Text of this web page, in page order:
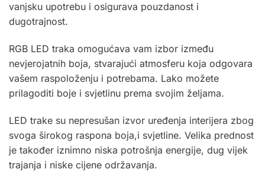
vanjsku upotrebu i osigurava pouzdanost i
dugotrajnost.
RGB LED traka omogućava vam izbor između
nevjerojatnih boja, stvarajući atmosferu koja odgovara
vašem raspoloženju i potrebama. Lako možete
prilagoditi boje i svjetlinu prema svojim željama.
LED trake su nepresušan izvor uređenja interijera zbog
svoga širokog raspona boja,i svjetline. Velika prednost
je također iznimno niska potrošnja energije, dug vijek
trajanja i niske cijene održavanja.